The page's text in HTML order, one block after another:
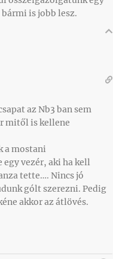
is jobb lesz.
az Nb3 ban sem
mitől is kellene
a mostani
vezér, aki ha kell
tette…. Nincs jó
gólt szerezni. Pedig
akkor az átlövés.